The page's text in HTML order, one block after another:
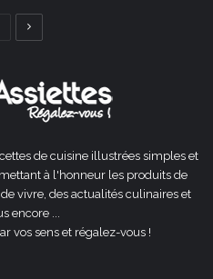
Page
de cuisine illustrées simples et
à l'honneur les produits de
vivre, des actualités culinaires et
encore ...
vos sens et régalez-vous !